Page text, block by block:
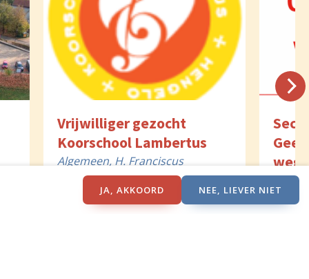
Vrijwilliger gezocht
Koorschool Lambertus
Algemeen, H. Franciscus
Hengelo, OLV Hengelo, St.
Lambertus Hengelo, Thabor
Hengelo
4 augustus 2026
JA, AKKOORD NEE, LIEVER NIET